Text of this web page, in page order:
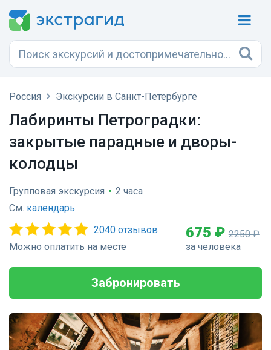
Россия Экскурсии в Санкт-Петербурге
Лабиринты Петроградки:
закрытые парадные и дворы-
колодцы
Групповая экскурсия • 2 часа
См. календарь
2040 отзывов
Можно оплатить на месте
675 ₽ 2250 ₽
за человека
Забронировать